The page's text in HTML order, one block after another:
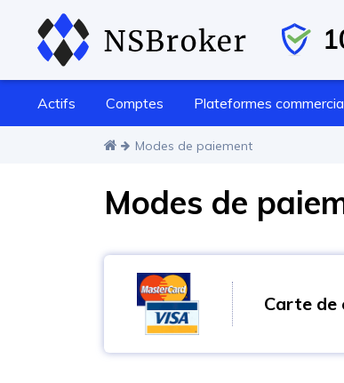
Actifs Comptes Plateformes
Modes de paiement
Modes de
Carte de